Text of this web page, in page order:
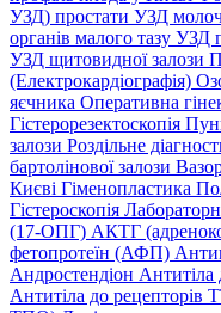
УЗД) простати УЗД
органів малого тазу УЗД
УЗД щитовидної залози
(Електрокардіографія)
яєчника Оперативна
Гістерорезектоскопія
залози Роздільне
бартолінової залози
Києві Гіменопластика
Гістероскопія
(17-ОПГ) АКТГ
фетопротеїн (АФП)
Андростендіон Антитіла
Антитіла до рецепторів